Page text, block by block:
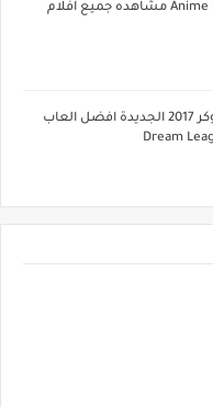
تحميل تطبيق أنمي ليك Anime lek مشاهده جميع افلام
حمل الان لعبة دريم ليج سوكر 2017 الجديدة افضل العاب